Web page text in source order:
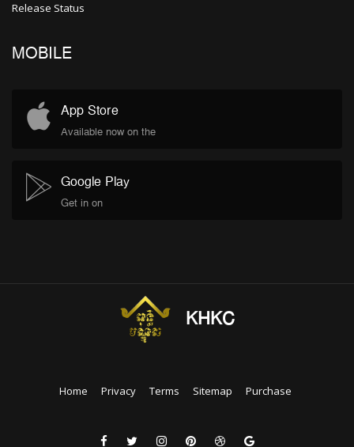
Release Status
MOBILE
App Store
Available now on the
Google Play
Get in on
KHKC
Home Privacy Terms Sitemap Purchase